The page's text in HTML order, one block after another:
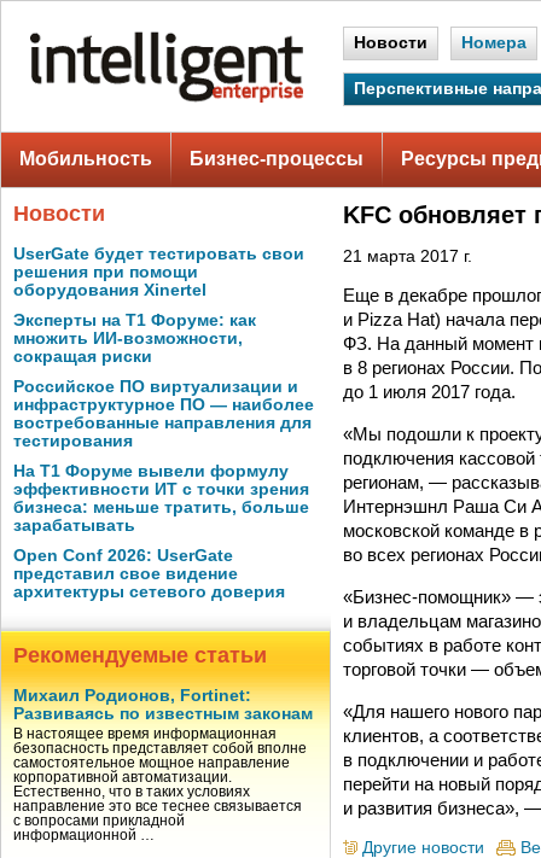
Новости Номера
Перспективные
Мобильность Бизнес-процессы Ресурсы
Новости
UserGate будет тестировать свои
решения при помощи
оборудования Xinertel
Эксперты на Т1 Форуме: как
множить ИИ-возможности,
сокращая риски
Российское ПО виртуализации и
инфраструктурное ПО — наиболее
востребованные направления для
тестирования
На Т1 Форуме вывели формулу
эффективности ИТ с точки зрения
бизнеса: меньше тратить, больше
зарабатывать
Open Conf 2026: UserGate
представил свое видение
архитектуры сетевого доверия
Рекомендуемые статьи
Михаил Родионов, Fortinet:
Развиваясь по известным законам
В настоящее время информационная
безопасность представляет собой вполне
самостоятельное мощное направление
корпоративной автоматизации.
Естественно, что в таких условиях
направление это все теснее связывается
с вопросами прикладной
информационной …
KFC обновляет
21 марта 2017 г.
Еще в декабре
и Pizza Hat) начала
ФЗ. На данный момент
в 8 регионах России.
до 1 июля 2017 года.
«Мы подошли к
подключения
регионам, —
Интернэшнл Раша Си
московской команде в
во всех регионах
«Бизнес-помощник» —
и владельцам
событиях в работе
торговой точки —
«Для нашего нового
клиентов, а
в подключении и
перейти на новый
и развития бизнеса»,
Другие новости